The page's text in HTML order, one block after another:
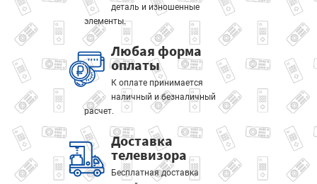
деталь и изношенные
элементы.
Любая форма
оплаты
К оплате принимается
наличный и безналичный
расчет.
Доставка
телевизора
Бесплатная доставка